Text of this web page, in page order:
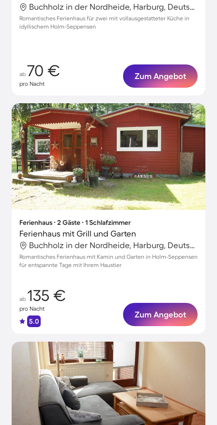
Buchholz in der Nordheide, Harburg, Deutschland
Romantisches Ferienhaus für zwei mit vollausgestatteter Küche in
idyllischem Holm-Seppensen
ab 70 €
pro Nacht
Zum Angebot
Ferienhaus ∙ 2 Gäste ∙ 1 Schlafzimmer
Ferienhaus mit Grill und Garten
Buchholz in der Nordheide, Harburg, Deutschland
Romantisches Ferienhaus mit Kamin und Garten in Holm-Seppensen
für entspannte Tage mit Ihrem Haustier
ab 135 €
pro Nacht
5.0
Zum Angebot